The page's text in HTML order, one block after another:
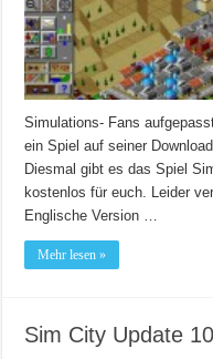
Simulations- Fans
ein Spiel auf seiner
Diesmal gibt es das Spiel
kostenlos für euch. Leider
Englische Version …
Mehr lesen »
Sim City Update